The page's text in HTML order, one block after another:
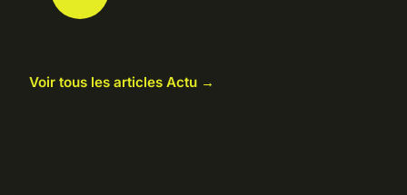
Voir tous les articles Actu →